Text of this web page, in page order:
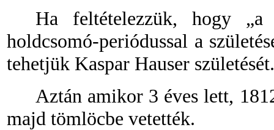
Ha feltételezzük, hogy „a
holdcsomó-periódussal a
tehetjük Kaspar Hauser születését.
Aztán amikor 3 éves lett,
majd tömlöcbe vetették.